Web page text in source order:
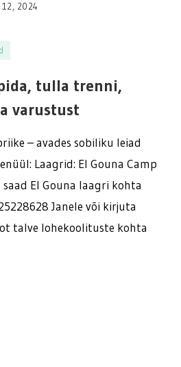
2024
tulla trenni,
varustust
– avades sobiliku leiad
Laagrid: El Gouna Camp
saad El Gouna laagri kohta
Janele või kirjuta
talve lohekoolituste kohta